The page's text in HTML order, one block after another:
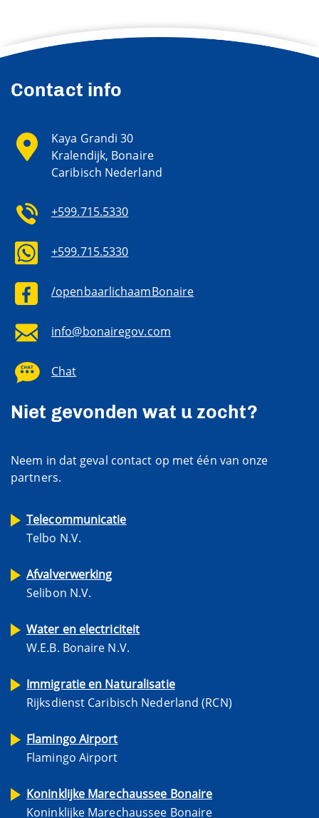
Contact info
Kaya Grandi 30
Kralendijk, Bonaire
Caribisch Nederland
+599.715.5330
+599.715.5330
/openbaarlichaamBonaire
info@bonairegov.com
Chat
Niet gevonden wat u zocht?
Neem in dat geval contact op met één van onze
partners.
Telecommunicatie
Telbo N.V.
Afvalverwerking
Selibon N.V.
Water en electriciteit
W.E.B. Bonaire N.V.
Immigratie en Naturalisatie
Rijksdienst Caribisch Nederland (RCN)
Flamingo Airport
Flamingo Airport
Koninklijke Marechaussee Bonaire
Koninklijke Marechaussee Bonaire